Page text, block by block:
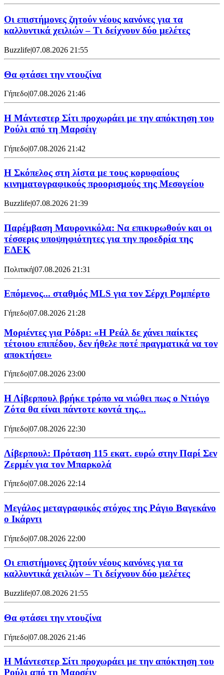
Οι επιστήμονες ζητούν νέους κανόνες για τα
καλλυντικά χειλιών – Τι δείχνουν δύο μελέτες
Buzzlife|07.08.2026 21:55
Θα φτάσει την ντουζίνα
Γήπεδο|07.08.2026 21:46
Η Μάντεστερ Σίτι προχωράει με την απόκτηση του
Ρούλι από τη Μαρσέιγ
Γήπεδο|07.08.2026 21:42
Η Σκόπελος στη λίστα με τους κορυφαίους
κινηματογραφικούς προορισμούς της Μεσογείου
Buzzlife|07.08.2026 21:39
Παρέμβαση Μαυρονικόλα: Να επικυρωθούν και οι
τέσσερις υποψηφιότητες για την προεδρία της
ΕΔΕΚ
Πολιτική|07.08.2026 21:31
Επόμενος... σταθμός MLS για τον Σέρχι Ρομπέρτο
Γήπεδο|07.08.2026 21:28
Μοριέντες για Ρόδρι: «Η Ρεάλ δε χάνει παίκτες
τέτοιου επιπέδου, δεν ήθελε ποτέ πραγματικά να τον
αποκτήσει»
Γήπεδο|07.08.2026 23:00
Η Λίβερπουλ βρήκε τρόπο να νιώθει πως ο Ντιόγο
Ζότα θα είναι πάντοτε κοντά της...
Γήπεδο|07.08.2026 22:30
Λίβερπουλ: Πρόταση 115 εκατ. ευρώ στην Παρί Σεν
Ζερμέν για τον Μπαρκολά
Γήπεδο|07.08.2026 22:14
Μεγάλος μεταγραφικός στόχος της Ράγιο Βαγεκάνο
ο Ικάρντι
Γήπεδο|07.08.2026 22:00
Οι επιστήμονες ζητούν νέους κανόνες για τα
καλλυντικά χειλιών – Τι δείχνουν δύο μελέτες
Buzzlife|07.08.2026 21:55
Θα φτάσει την ντουζίνα
Γήπεδο|07.08.2026 21:46
Η Μάντεστερ Σίτι προχωράει με την απόκτηση του
Ρούλι από τη Μαρσέιγ